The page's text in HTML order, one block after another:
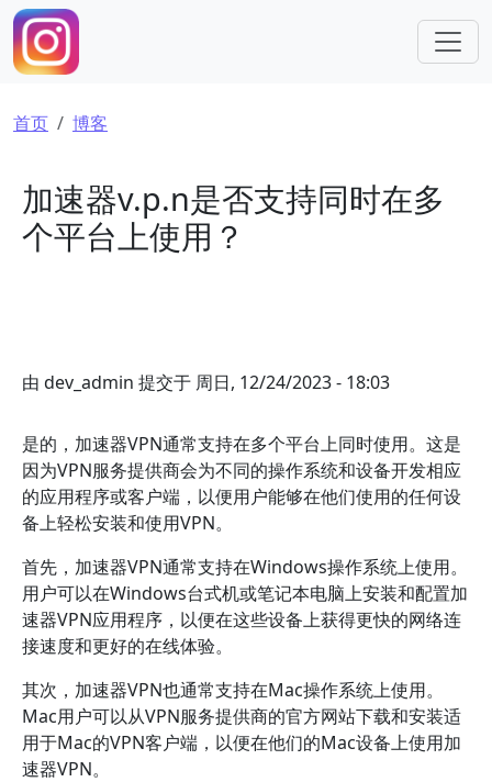
跳转到主要内容
面包屑
首页 博客
加速器v.p.n是否支持同时在多
个平台上使用？
由 dev_admin 提交于 周日, 12/24/2023 - 18:03
是的，加速器VPN通常支持在多个平台上同时使用。这是
因为VPN服务提供商会为不同的操作系统和设备开发相应
的应用程序或客户端，以便用户能够在他们使用的任何设
备上轻松安装和使用VPN。
首先，加速器VPN通常支持在Windows操作系统上使用。
用户可以在Windows台式机或笔记本电脑上安装和配置加
速器VPN应用程序，以便在这些设备上获得更快的网络连
接速度和更好的在线体验。
其次，加速器VPN也通常支持在Mac操作系统上使用。
Mac用户可以从VPN服务提供商的官方网站下载和安装适
用于Mac的VPN客户端，以便在他们的Mac设备上使用加
速器VPN。